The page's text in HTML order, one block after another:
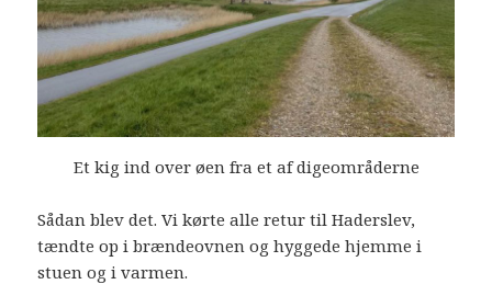
Et kig ind over øen fra et af digeområderne
Sådan blev det. Vi kørte alle retur til Haderslev,
tændte op i brændeovnen og hyggede hjemme i
stuen og i varmen.